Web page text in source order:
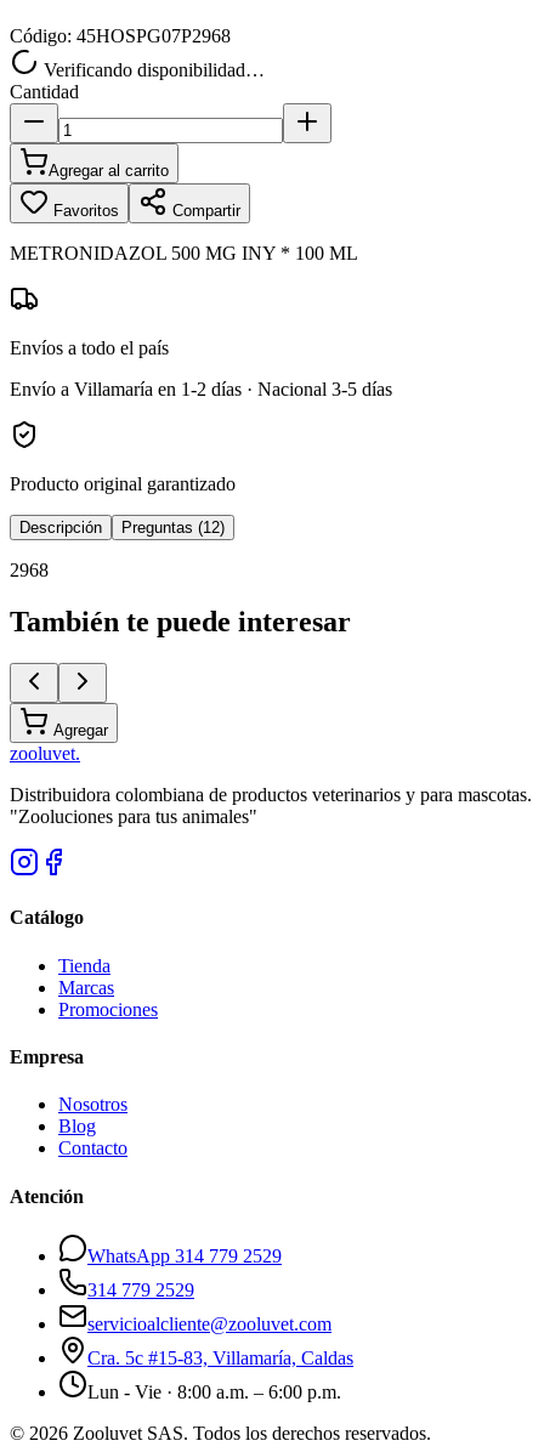
Código: 45HOSPG07P2968
Verificando disponibilidad…
Cantidad
Agregar al carrito
Favoritos Compartir
METRONIDAZOL 500 MG INY * 100 ML
Envíos a todo el país
Envío a Villamaría en 1-2 días · Nacional 3-5 días
Producto original garantizado
Descripción Preguntas (12)
2968
También te puede interesar
Agregar
zooluvet.
Distribuidora colombiana de productos veterinarios y para mascotas.
"Zooluciones para tus animales"
Catálogo
Tienda
Marcas
Promociones
Empresa
Nosotros
Blog
Contacto
Atención
WhatsApp 314 779 2529
314 779 2529
servicioalcliente@zooluvet.com
Cra. 5c #15-83, Villamaría, Caldas
Lun - Vie · 8:00 a.m. – 6:00 p.m.
© 2026 Zooluvet SAS. Todos los derechos reservados.